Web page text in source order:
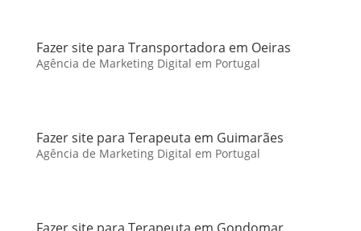
Fazer site para Transportadora em Oeiras
Agência de Marketing Digital em Portugal
Fazer site para Terapeuta em Guimarães
Agência de Marketing Digital em Portugal